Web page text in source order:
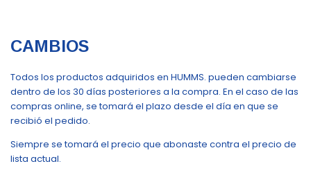
CAMBIOS
Todos los productos adquiridos en HUMMS. pueden cambiarse
dentro de los 30 días posteriores a la compra. En el caso de las
compras online, se tomará el plazo desde el día en que se
recibió el pedido.
Siempre se tomará el precio que abonaste contra el precio de
lista actual.